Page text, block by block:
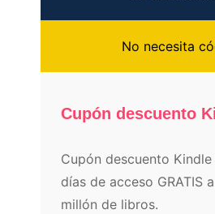
No necesita
Cupón descuento
días de acceso GRATIS
millón de libros.